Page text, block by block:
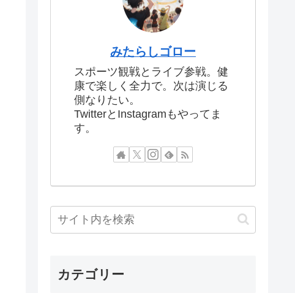
みたらしゴロー
スポーツ観戦とライブ参戦。健
康で楽しく全力で。次は演じる
側なりたい。
TwitterとInstagramもやってま
す。
カテゴリー